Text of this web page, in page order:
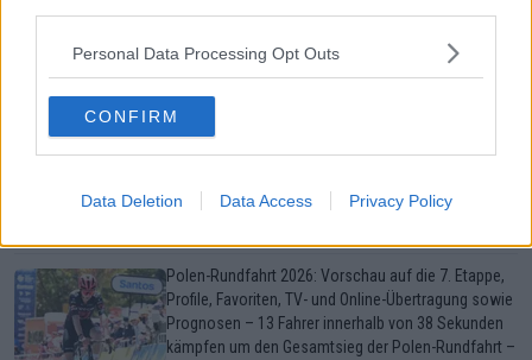
Personal Data Processing Opt Outs
CONFIRM
Data Deletion Data Access Privacy Policy
Femmes 2026: Profile, Favoritinnen und Prognosen
wer holt sich das Gelbe Trikot?
Aug 09, 8:20
Medizinischer Bericht und Aufgaben Tour de France
Femmes 2026, Etappe 8 – Titelverteidigerin Ferrand-
Chance auf den Etappensieg
Polen-Rundfahrt 2026: Vorschau auf die 7. Etappe,
Profile, Favoriten, TV- und Online-Übertragung sowie
Prognosen – 13 Fahrer innerhalb von 38 Sekunden
kämpfen um den Gesamtsieg der Polen-Rundfahrt –